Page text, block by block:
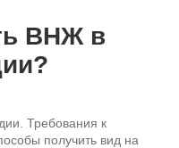
ВНЖ в
Требования к
получить вид на